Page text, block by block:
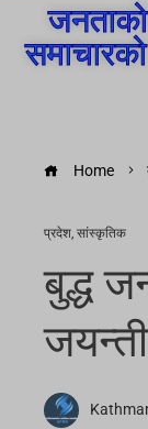
Home
प्रदेश, सांस्कृतिक
बुद्ध
जयन्ती